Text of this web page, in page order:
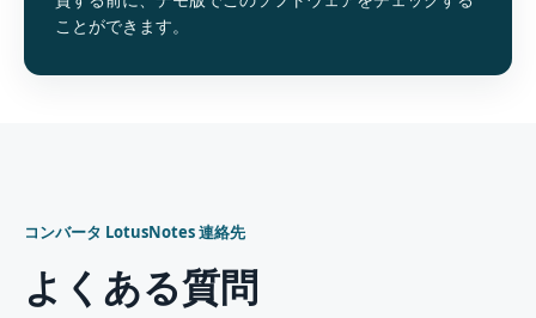
ことができます。
コンバータ LotusNotes 連絡先
よくある質問